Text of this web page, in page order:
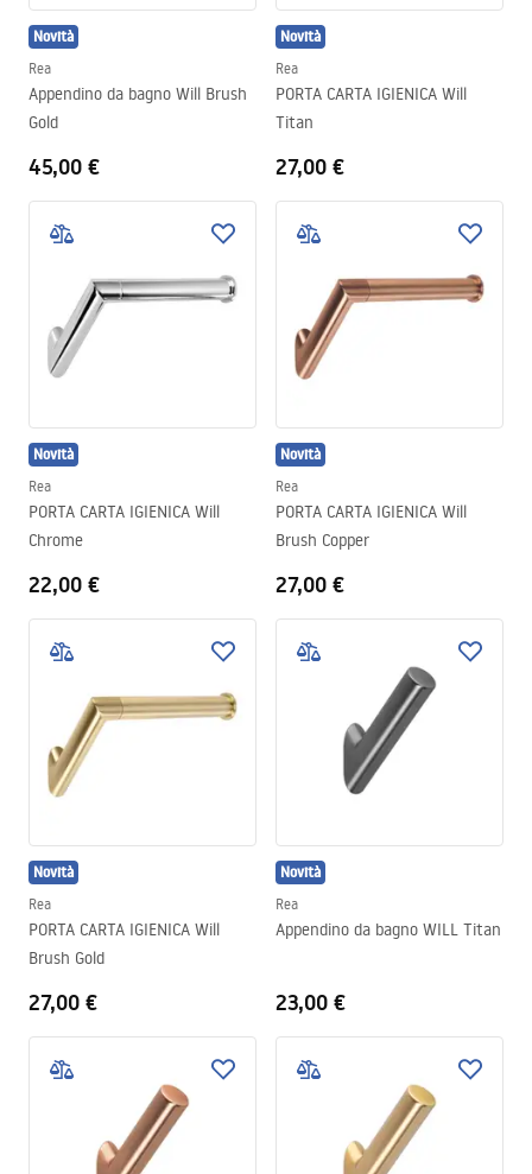
Novità
Rea
Appendino da bagno Will Brush
Gold
45,00 €
Novità
Rea
PORTA CARTA IGIENICA Will
Titan
27,00 €
Novità
Rea
PORTA CARTA IGIENICA Will
Chrome
22,00 €
Novità
Rea
PORTA CARTA IGIENICA Will
Brush Copper
27,00 €
Novità
Rea
PORTA CARTA IGIENICA Will
Brush Gold
27,00 €
Novità
Rea
Appendino da bagno WILL Titan
23,00 €